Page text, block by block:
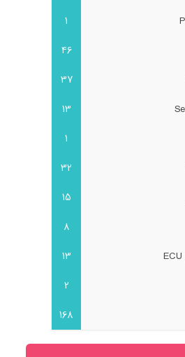
1
46
37
13
1
32
15
8
13
2
168